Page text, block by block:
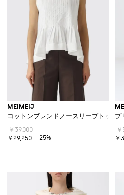
MEIMEIJ
コットンブレンドノースリーブトップ
￥39,000
￥29,250
-25%
プ
￥
￥